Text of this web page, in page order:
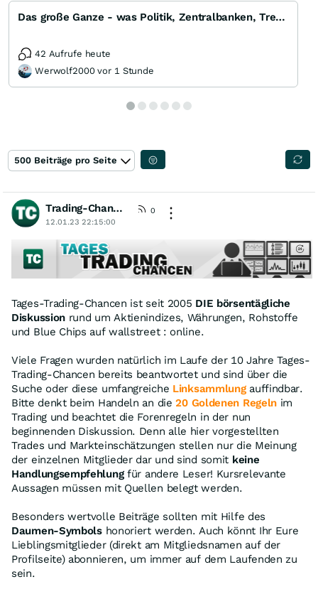
Das große Ganze - was Politik, Zentralbanken, Trends, Medien und Gesellschaft mit Aktien, Rohstoffen
42 Aufrufe heute
Werwolf2000 vor 1 Stunde
500 Beiträge pro Seite
Trading-Chancen [wO]
0
12.01.23 22:15:00
Tages-Trading-Chancen ist seit 2005 DIE börsentägliche
Diskussion rund um Aktienindizes, Währungen, Rohstoffe
und Blue Chips auf wallstreet : online.
Viele Fragen wurden natürlich im Laufe der 10 Jahre Tages-
Trading-Chancen bereits beantwortet und sind über die
Suche oder diese umfangreiche Linksammlungauffindbar.
Bitte denkt beim Handeln an die20 Goldenen Regeln im
Trading und beachtet die Forenregeln in der nun
beginnenden Diskussion. Denn alle hier vorgestellten
Trades und Markteinschätzungen stellen nur die Meinung
der einzelnen Mitglieder dar und sind somit keine
Handlungsempfehlungfür andere Leser! Kursrelevante
Aussagen müssen mit Quellen belegt werden.
Besonders wertvolle Beiträge sollten mit Hilfe des
Daumen-Symbolshonoriert werden. Auch könnt Ihr Eure
Lieblingsmitglieder (direkt am Mitgliedsnamen auf der
Profilseite) abonnieren, um immer auf dem Laufenden zu
sein.